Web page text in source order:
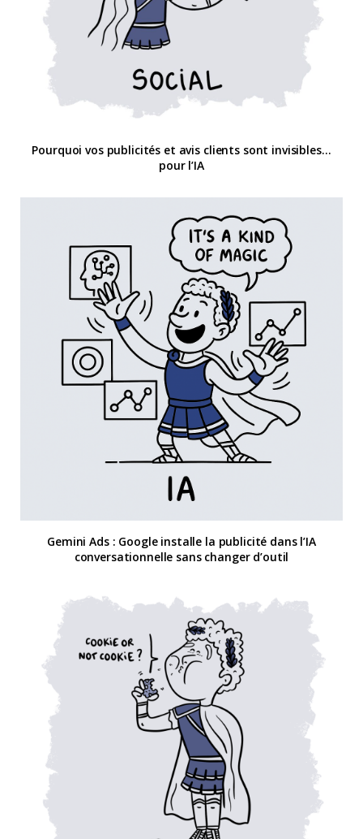
Pourquoi vos publicités et avis clients sont invisibles…
pour l’IA
Gemini Ads : Google installe la publicité dans l’IA
conversationnelle sans changer d’outil